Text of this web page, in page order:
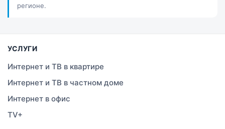
Темиртау
Тараз
регионе.
УСЛУГИ
Интернет и ТВ в квартире
Интернет и ТВ в частном доме
Интернет в офис
TV+